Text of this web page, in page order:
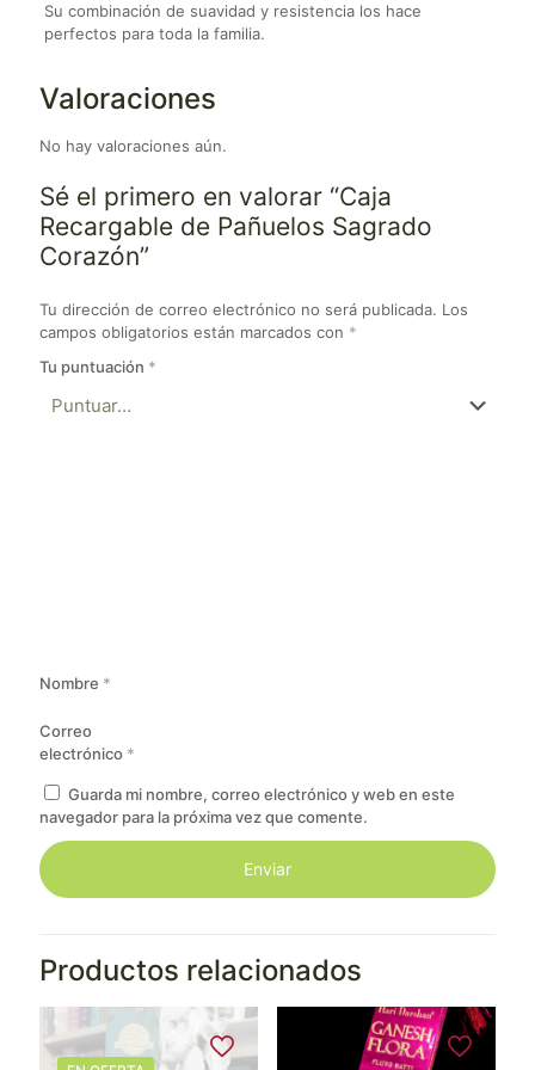
Su combinación de suavidad y resistencia los hace
perfectos para toda la familia.
Valoraciones
No hay valoraciones aún.
Sé el primero en valorar “Caja
Recargable de Pañuelos Sagrado
Corazón”
Tu dirección de correo electrónico no será publicada. Los
campos obligatorios están marcados con *
Tu puntuación *
Nombre *
Correo
electrónico *
Guarda mi nombre, correo electrónico y web en este
navegador para la próxima vez que comente.
Productos relacionados